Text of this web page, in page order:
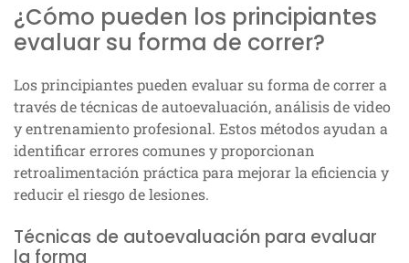
¿Cómo pueden los principiantes
evaluar su forma de correr?
Los principiantes pueden evaluar su forma de correr a
través de técnicas de autoevaluación, análisis de video
y entrenamiento profesional. Estos métodos ayudan a
identificar errores comunes y proporcionan
retroalimentación práctica para mejorar la eficiencia y
reducir el riesgo de lesiones.
Técnicas de autoevaluación para evaluar
la forma